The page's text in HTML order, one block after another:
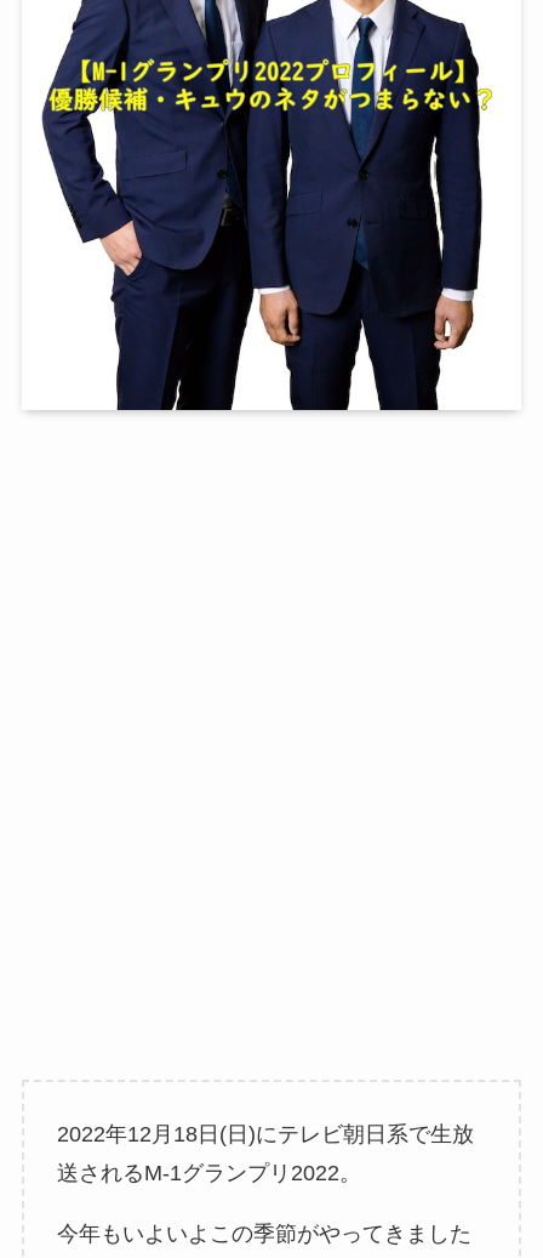
2022年12月18日(日)にテレビ朝日系で生放
送されるM-1グランプリ2022。
今年もいよいよこの季節がやってきました